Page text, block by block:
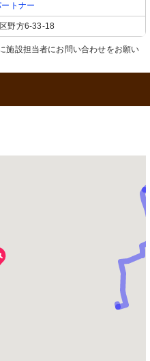
トナー
野方6-33-18
施設担当者にお問い合わせをお願い